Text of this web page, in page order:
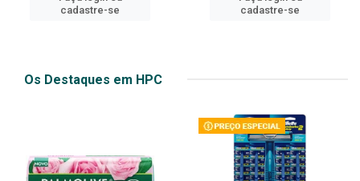
cadastre-se
cadastre-se
Os Destaques em HPC